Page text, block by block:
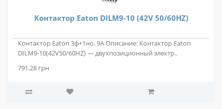
Контактор Eaton DILM9-10 (42V 50/60HZ)
Контактор Eaton 3ф+1но. 9А Описание: Контактор Eaton
DILM9-10(42V50/60HZ) — двухпозиционный электр..
791.28 грн